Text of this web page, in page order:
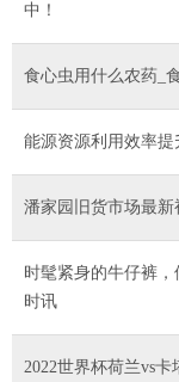
中！
食心虫用什么农药_
能源资源利用效率
潘家园旧货市场最
时髦紧身的牛仔裤
时讯
2022世界杯荷兰vs